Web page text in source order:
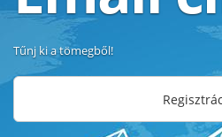
Tűnj ki a tömegből!